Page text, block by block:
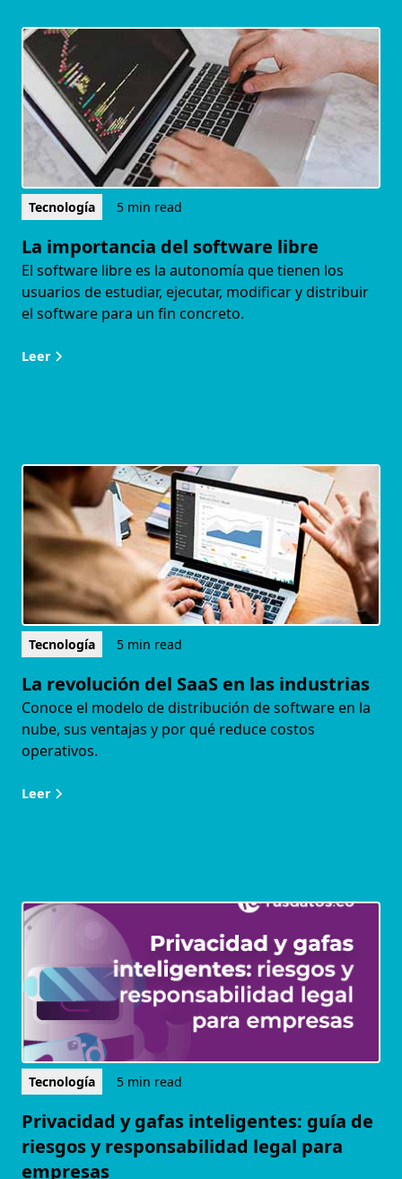
Tecnología 5 min read
La importancia del software libre
El software libre es la autonomía que tienen los
usuarios de estudiar, ejecutar, modificar y distribuir
el software para un fin concreto.
Leer
Tecnología 5 min read
La revolución del SaaS en las industrias
Conoce el modelo de distribución de software en la
nube, sus ventajas y por qué reduce costos
operativos.
Leer
Tecnología 5 min read
Privacidad y gafas inteligentes: guía de
riesgos y responsabilidad legal para
empresas